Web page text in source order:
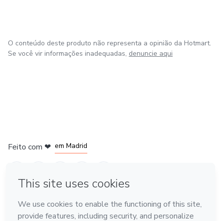
O conteúdo deste produto não representa a opinião da Hotmart.
Se você vir informações inadequadas, denuncie aqui
Feito com ❤ em Madrid
Conheça a Hotmart